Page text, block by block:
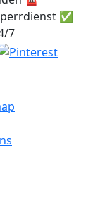
✅
7